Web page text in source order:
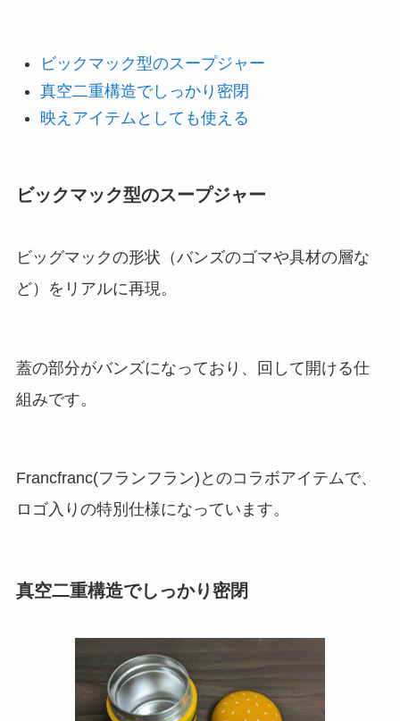
ビックマック型のスープジャー
真空二重構造でしっかり密閉
映えアイテムとしても使える
ビックマック型のスープジャー
ビッグマックの形状（バンズのゴマや具材の層な
ど）をリアルに再現。
蓋の部分がバンズになっており、回して開ける仕
組みです。
Francfranc(フランフラン)とのコラボアイテムで、
ロゴ入りの特別仕様になっています。
真空二重構造でしっかり密閉